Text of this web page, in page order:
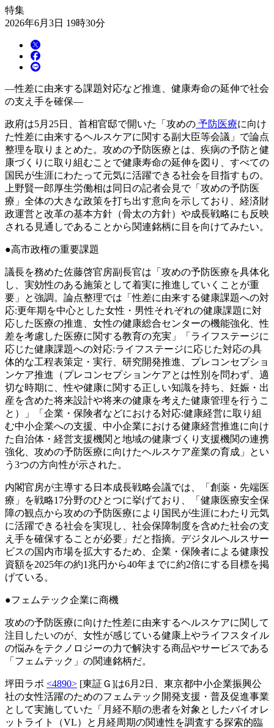
特集
2026年6月3日 19時30分
―性差に由来する課題対応など推進、健康寿命の延伸で社会
の支え手を確保―
政府は5月25日、首相官邸で開いた「攻めの 予防医療に向け
た性差に由来するヘルスケアに関する副大臣等会議」で論点
整理を取りまとめた。攻めの予防医療とは、疾病の予防と健
康づくりに取り組むことで健康寿命の延伸を図り、すべての
国民が生涯にわたって元気に活躍できる社会を目指すもの。
上野賢一郎厚生労働相は同日の記者会見で「攻めの予防医
療」全体の大きな政策を打ち出す意向を示しており、経済財
政運営と改革の基本方針（骨太の方針）や成長戦略にも反映
される見通しであることから関連銘柄に目を向けてみたい。
●高市政権の重要課題
議長を務めた佐藤啓官房副長官は「攻めの予防医療を具体化
し、実効性のある施策として着実に推進していくことが重
要」と強調。論点整理では「性差に由来する健康課題への対
応:更年期を中心とした女性・男性それぞれの健康課題に対
応した医療の推進、女性の健康総合センターの機能強化、性
差を考慮した医療に関する教育の充実」「ライフステージに
応じた健康課題への対応:ライフステージに応じた対応の具
体的な工程表策定・実行、研究開発推進、プレコンセプショ
ンケア推進（プレコンセプションケアとは性別を問わず、適
切な時期に、性や健康に関する正しい知識を持ち、妊娠・出
産を含めた将来設計や将来の健康を考えた健康管理を行うこ
と）」「企業・保険者などにおける対応:健康経営に取り組
む中小企業への支援、中小企業における健康経営推進に向け
た自治体・経営支援機関と地域の健康づくり支援機関の連携
強化、攻めの予防医療に向けたヘルスケア産業の育成」とい
う3つの方向性が示された。
内閣官房が主導する日本成長戦略会議では、「創薬・先端医
療」を戦略17分野のひとつに挙げており、「健康医療安全保
障の観点から攻めの予防医療により国民が生涯にわたり元気
に活躍できる社会を実現し、社会保障制度を含めた社会の支
え手を確保することが必要」だと指摘。デジタルヘルスサー
ビスの国内市場を拡大するため、企業・保険者による健康投
資額を2025年の約1兆円から40年までに約2倍にする目標を掲
げている。
●フェムテック企業に商機
攻めの予防医療に向けた性差に由来するヘルスケアに関して
注目したいのが、女性が感じている健康上やライフスタイル
の悩みをテクノロジーの力で解決する商品やサービスである
「フェムテック」の関連銘柄だ。
坪田ラボ <4890> [東証Ｇ]は6月2日、東京都中小企業振興公
社の女性活躍のためのフェムテック開発支援・普及促進事業
として実施していた「月経不順の患者を対象としたバイオレ
ットライト（VL）と月経周期の関連性を調査する探索的臨